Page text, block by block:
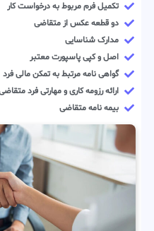
تکمیل فرم مربوط به درخواست کار
دو قطعه عکس از متقاضی
مدارک شناسایی
اصل و کپی پاسپورت معتبر
گواهی نامه مرتبط به تمکن مالی فرد
ارائه رزومه کاری و مهارتی فرد
بیمه نامه متقاضی